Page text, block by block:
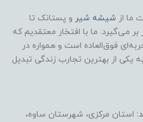
ما از شیشه شیر و پستانک تا
بر می‌گیرد. ما با افتخار معتقدیم که
فوق‌العاده است و همواره در
یکی از بهترین تجارب زندگی تبدیل
استان مرکزی، شهرستان ساوه،